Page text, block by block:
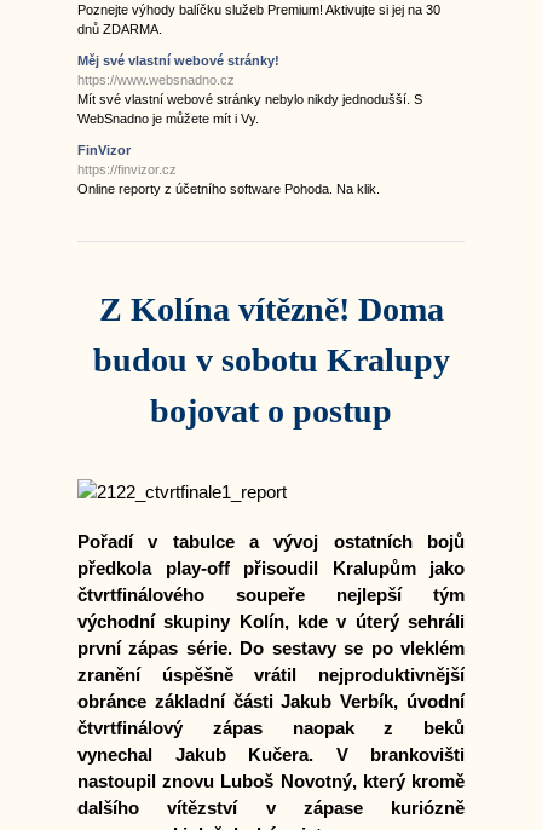
Poznejte výhody balíčku služeb Premium! Aktivujte si jej na 30
dnů ZDARMA.
Měj své vlastní webové stránky!
https://www.websnadno.cz
Mít své vlastní webové stránky nebylo nikdy jednodušší. S
WebSnadno je můžete mít i Vy.
FinVizor
https://finvizor.cz
Online reporty z účetního software Pohoda. Na klik.
Z Kolína vítězně! Doma
budou v sobotu Kralupy
bojovat o postup
Pořadí v tabulce a vývoj ostatních bojů
předkola play-off přisoudil Kralupům jako
čtvrtfinálového soupeře nejlepší tým
východní skupiny Kolín, kde v úterý sehráli
první zápas série. Do sestavy se po vleklém
zranění úspěšně vrátil nejproduktivnější
obránce základní části Jakub Verbík, úvodní
čtvrtfinálový zápas naopak z beků
vynechal Jakub Kučera. V brankovišti
nastoupil znovu Luboš Novotný, který kromě
dalšího vítězství v zápase kuriózně